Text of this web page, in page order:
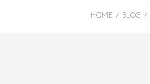
HOME / BLOG /